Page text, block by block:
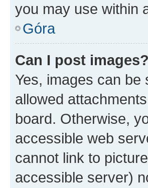
you may use within
Góra
Can I post images?
Yes, images can
allowed
board. Otherwise,
accessible web
cannot link to
accessible server)